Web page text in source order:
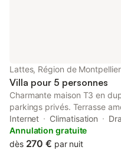
Lattes, Région de Montpellier
Villa pour 5 personnes
Charmante maison T3 en
parkings privés. Terrasse
avec lit King Size, une
avec canapé et chauffeuse
l’étage. L' arrêt de bus
Internet Climatisation
Annulation gratuite
dès 270 € par nuit